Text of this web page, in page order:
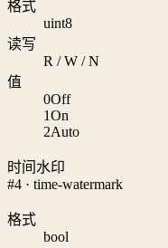
格式
uint8
读写
R / W / N
值
0Off
1On
2Auto
时间水印
#4 · time-watermark
格式
bool